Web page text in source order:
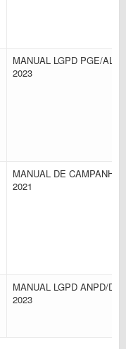
MANUAL LGPD PGE/AL
2023
MANUAL DE CAMPANHA
2021
MANUAL LGPD ANPD/DF
2023